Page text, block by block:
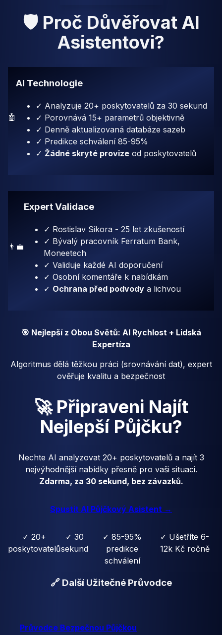
🛡️ Proč Důvěřovat AI
Asistentovi?
🤖
AI Technologie
✓ Analyzuje 20+ poskytovatelů za 30 sekund
✓ Porovnává 15+ parametrů objektivně
✓ Denně aktualizovaná databáze sazeb
✓ Predikce schválení 85-95%
✓ Žádné skryté provize od poskytovatelů
👨‍💼
Expert Validace
✓ Rostislav Sikora - 25 let zkušeností
✓ Bývalý pracovník Ferratum Bank,
Moneetech
✓ Validuje každé AI doporučení
✓ Osobní komentáře k nabídkám
✓ Ochrana před podvody a lichvou
🎯 Nejlepší z Obou Světů: AI Rychlost + Lidská
Expertíza
Algoritmus dělá těžkou práci (srovnávání dat), expert
ověřuje kvalitu a bezpečnost
🚀 Připraveni Najít
Nejlepší Půjčku?
Nechte AI analyzovat 20+ poskytovatelů a najít 3
nejvýhodnější nabídky přesně pro vaši situaci.
Zdarma, za 30 sekund, bez závazků.
Spustit AI Půjčkový Asistent →
✓ 20+
poskytovatelů
✓ 30
sekund
✓ 85-95%
predikce
schválení
✓ Ušetříte 6-
12k Kč ročně
🔗 Další Užitečné Průvodce
Průvodce Bezpečnou Půjčkou